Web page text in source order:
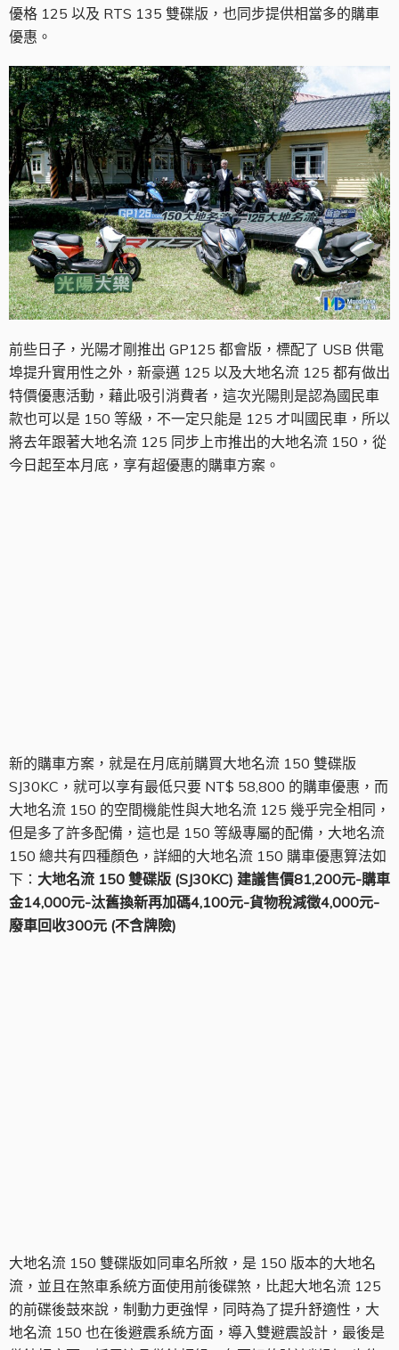
優格 125 以及 RTS 135 雙碟版，也同步提供相當多的購車
優惠。
前些日子，光陽才剛推出 GP125 都會版，標配了 USB 供電
埠提升實用性之外，新豪邁 125 以及大地名流 125 都有做出
特價優惠活動，藉此吸引消費者，這次光陽則是認為國民車
款也可以是 150 等級，不一定只能是 125 才叫國民車，所以
將去年跟著大地名流 125 同步上市推出的大地名流 150，從
今日起至本月底，享有超優惠的購車方案。
新的購車方案，就是在月底前購買大地名流 150 雙碟版
SJ30KC，就可以享有最低只要 NT$ 58,800 的購車優惠，而
大地名流 150 的空間機能性與大地名流 125 幾乎完全相同，
但是多了許多配備，這也是 150 等級專屬的配備，大地名流
150 總共有四種顏色，詳細的大地名流 150 購車優惠算法如
下： 大地名流 150 雙碟版 (SJ30KC) 建議售價81,200元-購車
金14,000元-汰舊換新再加碼4,100元-貨物稅減徵4,000元-
廢車回收300元 (不含牌險)
大地名流 150 雙碟版如同車名所敘，是 150 版本的大地名
流，並且在煞車系統方面使用前後碟煞，比起大地名流 125
的前碟後鼓來說，制動力更強悍，同時為了提升舒適性，大
地名流 150 也在後避震系統方面，導入雙避震設計，最後是